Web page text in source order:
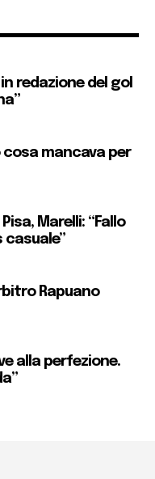
redazione del gol
cosa mancava per
Marelli: “Fallo
casuale”
Rapuano
alla perfezione.